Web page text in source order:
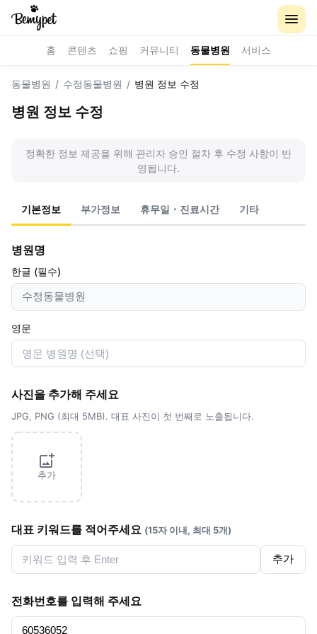
홈 콘텐츠 쇼핑 커뮤니티 동물병원 서비스
동물병원 / 수정동물병원 / 병원 정보 수정
병원 정보 수정
정확한 정보 제공을 위해 관리자 승인 절차 후 수정 사항이 반
영됩니다.
기본정보 부가정보 휴무일・진료시간 기타
병원명
한글 (필수)
영문
사진을 추가해 주세요
JPG, PNG (최대 5MB). 대표 사진이 첫 번째로 노출됩니다.
추가
대표 키워드를 적어주세요 (15자 이내, 최대 5개)
추가
전화번호를 입력해 주세요